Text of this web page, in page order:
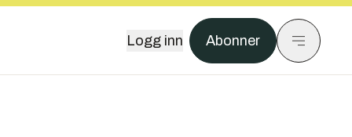
Logg inn Abonner